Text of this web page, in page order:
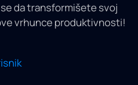
da transformišete svoj
vrhunce produktivnosti!